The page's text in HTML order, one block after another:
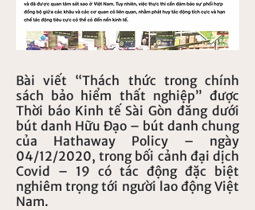
Bài viết “Thách thức trong chính
sách bảo hiểm thất nghiệp” được
Thời báo Kinh tế Sài Gòn đăng dưới
bút danh Hữu Đạo – bút danh chung
của Hathaway Policy – ngày
04/12/2020, trong bối cảnh đại dịch
Covid – 19 có tác động đặc biệt
nghiêm trọng tới người lao động Việt
Nam.